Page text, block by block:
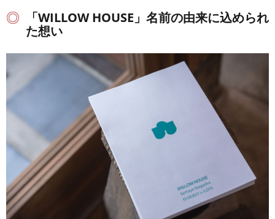
「WILLOW HOUSE」名前の由来に込められ
た想い